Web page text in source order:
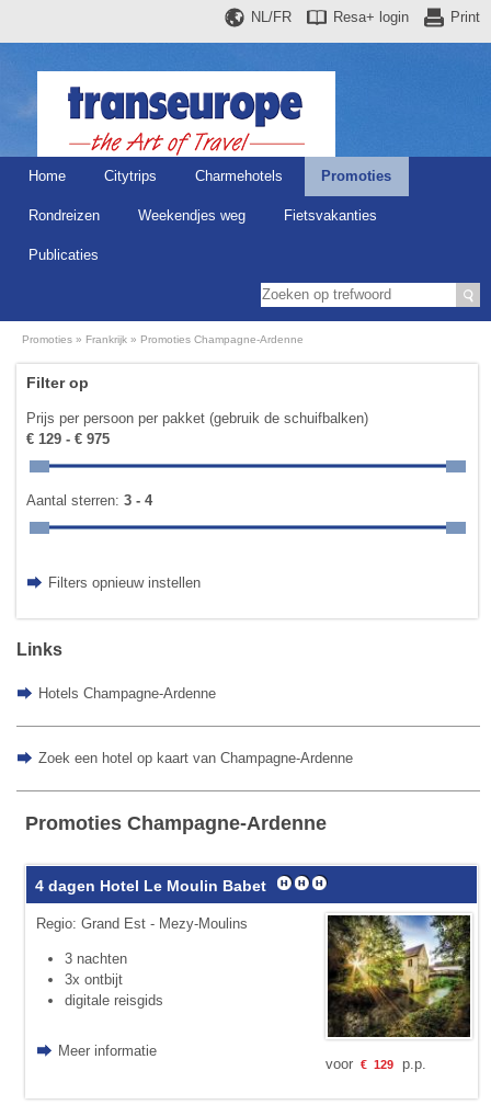
Print
Resa+ login
NL/FR
Home Citytrips Charmehotels Promoties
Rondreizen Weekendjes weg Fietsvakanties
Publicaties
Promoties Frankrijk Promoties Champagne-Ardenne
Filter op
Prijs per persoon per pakket (gebruik de schuifbalken)
€ 129 - € 975
Aantal sterren:3 - 4
Filters opnieuw instellen
Links
Hotels Champagne-Ardenne
Zoek een hotel op kaart van Champagne-Ardenne
Promoties Champagne-Ardenne
4 dagen Hotel Le Moulin Babet
Regio: Grand Est - Mezy-Moulins
3 nachten
3x ontbijt
digitale reisgids
Meer informatie
voor € 129p.p.